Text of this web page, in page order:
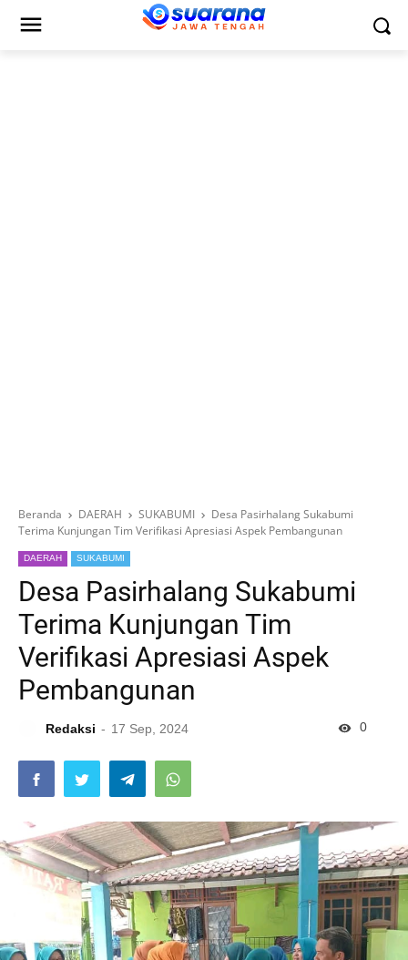
Beranda DAERAH SUKABUMI
Desa Pasirhalang Sukabumi
Terima Kunjungan Tim Verifikasi Apresiasi Aspek Pembangunan
DAERAH SUKABUMI
Desa Pasirhalang Sukabumi
Terima Kunjungan Tim
Verifikasi Apresiasi Aspek
Pembangunan
Redaksi 17 Sep, 2024 0